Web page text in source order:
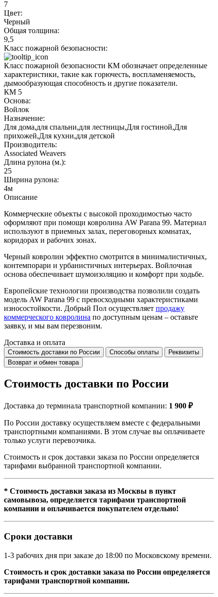
7
Цвет:
Черный
Общая толщина:
9,5
Класс пожарной безопасности:
Класс пожарной безопасности КМ обозначает определенные
характеристики, такие как горючесть, воспламеняемость,
дымообразующая способность и другие показатели.
КМ 5
Основа:
Войлок
Назначение:
Для дома,для спальни,для лестницы,Для гостиной,Для
прихожей,Для кухни,для детской
Производитель:
Associated Weavers
Длина рулона (м.):
25
Ширина рулона:
4м
Описание
Коммерческие объекты с высокой проходимостью часто
оформляют при помощи ковролина AW Parana 99. Материал
используют в приемных залах, переговорных комнатах,
коридорах и рабочих зонах.
Черный ковролин эффектно смотрится в минималистичных,
контемпорари и урбанистичных интерьерах. Войлочная
основа обеспечивает шумоизоляцию и комфорт при ходьбе.
Европейские технологии производства позволили создать
модель AW Parana 99 с превосходными характеристиками
износостойкости. Добрый Пол осуществляет продажу
коммерческого ковролина по доступным ценам – оставьте
заявку, и мы вам перезвоним.
Доставка и оплата
Стоимость доставки по России Способы оплаты
Реквизиты
Возврат и обмен товара
Стоимость доставки по России
Доставка до терминала транспортной компании: 1 900 ₽
По России доставку осуществляем вместе с федеральными
транспортными компаниями. В этом случае вы оплачиваете
только услуги перевозчика.
Стоимость и срок доставки заказа по России определяется
тарифами выбранной транспортной компании.
* Стоимость доставки заказа из Москвы в пункт
самовывоза, определяется тарифами транспортной
компании и оплачивается покупателем отдельно!
Сроки доставки
1-3 рабочих дня при заказе до 18:00 по Московскому времени.
Стоимость и срок доставки заказа по России определяется
тарифами транспортной компании.